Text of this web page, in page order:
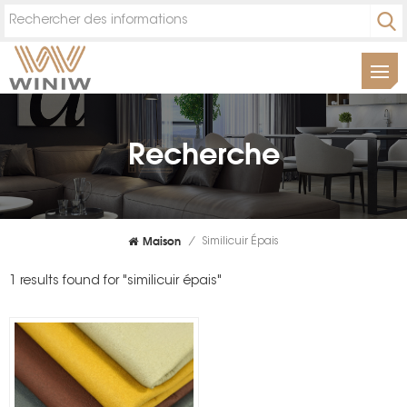
Recherche
Maison / Similicuir Épais
1 results found for "similicuir épais"